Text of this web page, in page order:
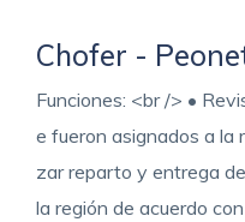
Chofer -
Funciones: <br /> •
e fueron asignados a la
zar reparto y entrega
la región de acuerdo